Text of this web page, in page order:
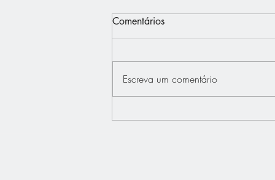
Comentários
Escreva um comentário